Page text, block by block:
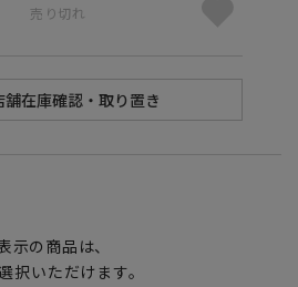
売り切れ
示の商品は、
択いただけます。